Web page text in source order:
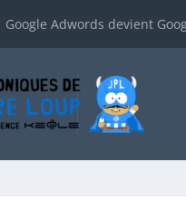
Google Adwords devient